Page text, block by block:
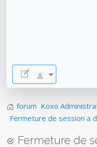
forum Koxo
Fermeture de session a
Fermeture de